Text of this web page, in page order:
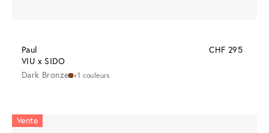
Paul
VIU x SIDO
CHF 295
Dark Bronze +1 couleurs
Vente